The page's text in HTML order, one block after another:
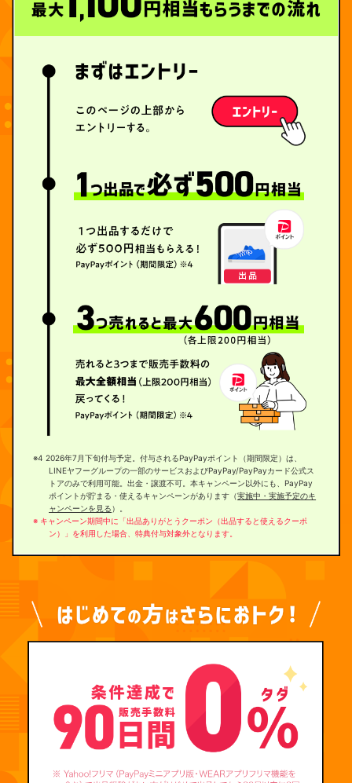
※4 2026年7月下旬付与予定。付与されるPayPayポイント（期間限定）は、
LINEヤフーグループの一部のサービスおよびPayPay/PayPayカード公式ス
トアのみで利用可能。出金・譲渡不可。本キャンペーン以外にも、PayPay
ポイントが貯まる・使えるキャンペーンがあります（実施中・実施予定のキ
ャンペーンを見る）。
※ キャンペーン期間中に「出品ありがとうクーポン（出品すると使えるクーポ
ン）」を利用した場合、特典付与対象外となります。